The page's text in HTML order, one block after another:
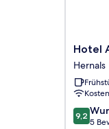
Hotel
AVKA
Vienna
Hernals
Hotel
Hernals
9.2
von
9,2
5